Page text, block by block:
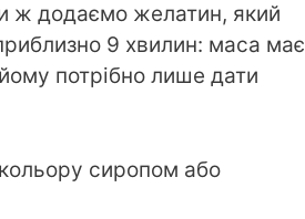
ж додаємо желатин, який
9 хвилин: маса має
потрібно лише дати
сиропом або